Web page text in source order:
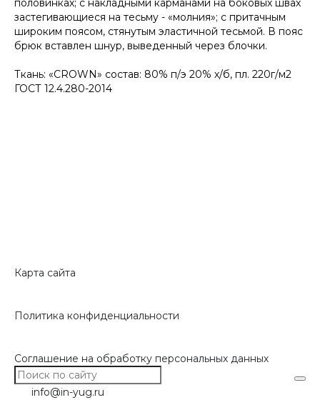
застегивающиеся на тесьму - «молния»; с притачным
широким поясом, стянутым эластичной тесьмой. В пояс
брюк вставлен шнур, выведенный через блочки.
Ткань: «CROWN» состав: 80% п/э 20% х/б, пл. 220г/м2
ГОСТ 12.4.280-2014
Карта сайта
Политика конфиденциальности
Соглашение на обработку персональных данных
info@in-yug.ru